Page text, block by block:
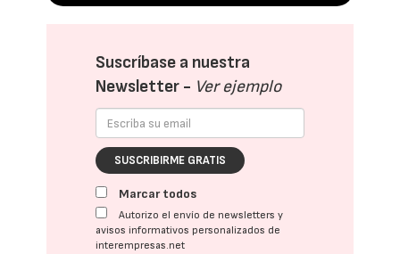
Suscríbase a nuestra
Newsletter - Ver ejemplo
SUSCRIBIRME GRATIS
Marcar todos
Autorizo el envío de newsletters y
avisos informativos personalizados de
interempresas.net